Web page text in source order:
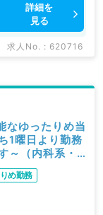
詳細を
見る
求人No. : 620716
なゆったりめ当
1曜日より勤務
～（内科系・
め勤務